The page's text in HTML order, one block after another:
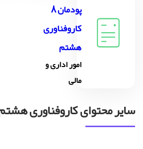
پودمان 8
کاروفناوری
هشتم
امور اداری و
مالى
سایر محتوای کاروفناوری